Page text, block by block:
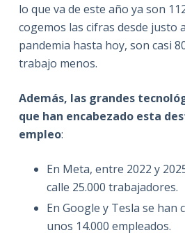
lo que va de este año ya son
cogemos las cifras desde justo
pandemia hasta hoy, son casi
trabajo menos.
Además, las grandes
que han encabezado esta
empleo:
En Meta, entre 2022 y
calle 25.000 trabajadores.
En Google y Tesla se han
unos 14.000 empleados.